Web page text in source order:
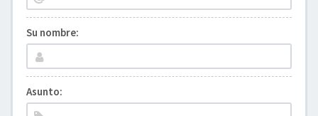
Su nombre:
Asunto: